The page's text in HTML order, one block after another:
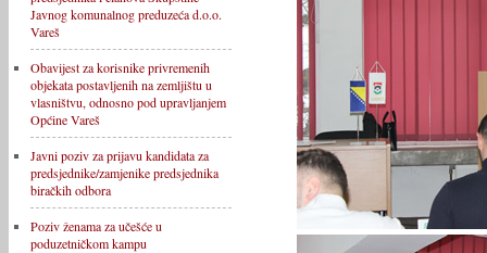
Javnog komunalnog preduzeća d.o.o.
Vareš
Obavijest za korisnike privremenih
objekata postavljenih na zemljištu u
vlasništvu, odnosno pod upravljanjem
Općine Vareš
Javni poziv za prijavu kandidata za
predsjednike/zamjenike predsjednika
biračkih odbora
Poziv ženama za učešće u
poduzetničkom kampu